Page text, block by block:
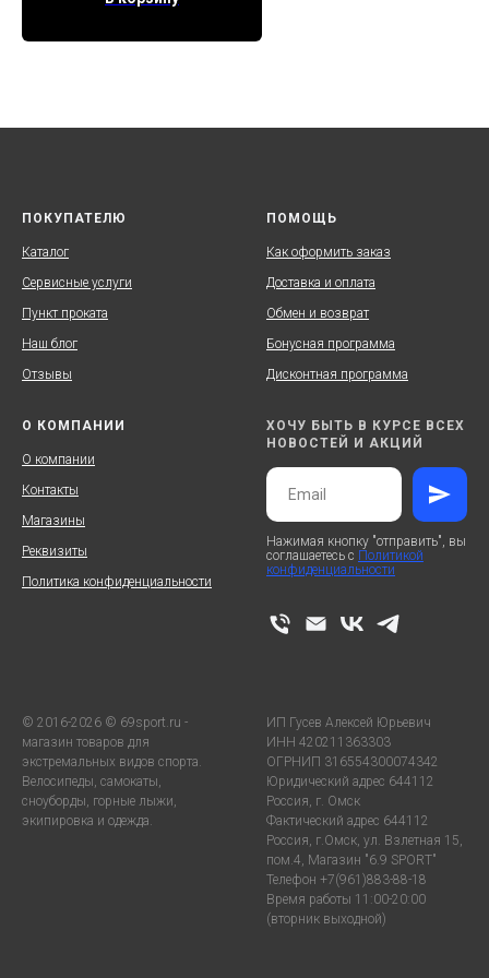
ПОКУПАТЕЛЮ
Каталог
Сервисные услуги
Пункт проката
Наш блог
Отзывы
ПОМОЩЬ
Как оформить заказ
Доставка и оплата
Обмен и возврат
Бонусная программа
Дисконтная программа
О КОМПАНИИ
О компании
Контакты
Магазины
Реквизиты
Политика конфиденциальности
ХОЧУ БЫТЬ В КУРСЕ ВСЕХ
НОВОСТЕЙ И АКЦИЙ
Нажимая кнопку "отправить", вы
соглашаетесь с Политикой
конфиденциальности
© 2016-2026 © 69sport.ru -
магазин товаров для
экстремальных видов спорта.
Велосипеды, самокаты,
сноуборды, горные лыжи,
экипировка и одежда.
ИП Гусев Алексей Юрьевич
ИНН 420211363303
ОГРНИП 316554300074342
Юридический адрес 644112
Россия, г. Омск
Фактический адрес 644112
Россия, г.Омск, ул. Взлетная 15,
пом.4, Магазин "6.9 SPORT"
Телефон +7(961)883-88-18
Время работы 11:00-20:00
(вторник выходной)